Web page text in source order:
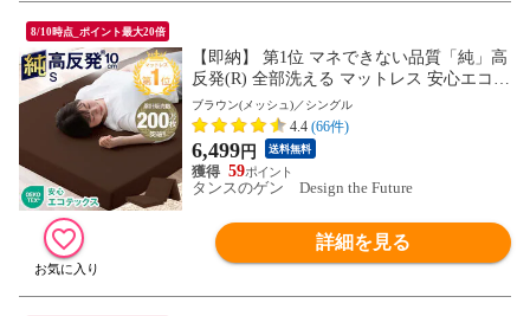
8/10時点_ポイント最大20倍
【即納】 第1位 マネできない品質「純」高
反発(R) 全部洗える マットレス 安心エコテ
ックス シングル 三つ折り 10cm 密度25D 1
90N マット 折りたたみ 高反発マットレス
高反発 直置き 1381008421〔ブラウン(メッ
シュ)〕
ブラウン(メッシュ)／シングル
4.4 (66件)
6,499円 送料無料
59
タンスのゲン Design the Future
詳細を見る